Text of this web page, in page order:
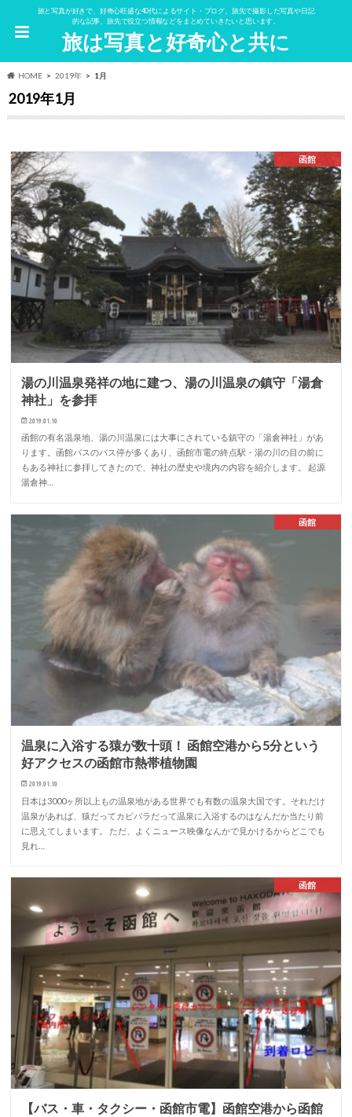
旅と写真が好きで、好奇心旺盛な40代によるサイト・ブログ。旅先で撮影した写真や日記
的な記事、旅先で役立つ情報などをまとめていきたいと思います。
旅は写真と好奇心と共に
HOME 2019年 1月
2019年1月
函館
湯の川温泉発祥の地に建つ、湯の川温泉の鎮守「湯倉
神社」を参拝
2019.01.10
函館の有名温泉地、湯の川温泉には大事にされている鎮守の「湯倉神社」があ
ります。函館バスのバス停が多くあり、函館市電の終点駅・湯の川の目の前に
もある神社に参拝してきたので、神社の歴史や境内の内容を紹介します。 起源
湯倉神…
函館
温泉に入浴する猿が数十頭！ 函館空港から5分という
好アクセスの函館市熱帯植物園
2019.01.10
日本は3000ヶ所以上もの温泉地がある世界でも有数の温泉大国です。それだけ
温泉があれば、猿だってカピバラだって温泉に入浴するのはなんだか当たり前
に思えてしまいます。 ただ、よくニュース映像なんかで見かけるからどこでも
見れ…
函館
【バス・車・タクシー・函館市電】函館空港から函館